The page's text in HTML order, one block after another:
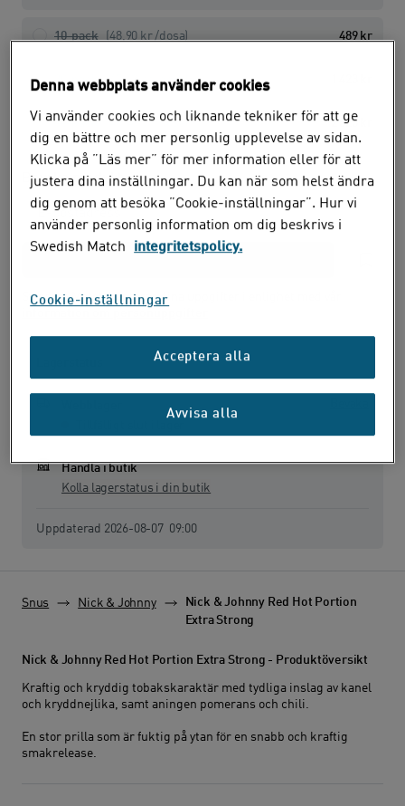
10-pack (48,90 kr /dosa 489 kr
30-pack (47,43 kr /dosa)
50-pack (46,46 kr / dosa ) 2 323 kr
Bevaka produkt
Swedish Match hanterar dina uppgifter i enlighet med vår
Handla i butik
Kolla lagerstatus i din butik
Lagerstatus senast uppdaterad:
Uppdaterad 2026-08-07 09:00
Snus Nick & Johnny
Nick & Johnny Red Hot Portion
Extra Strong
Nick & Johnny Red Hot Portion Extra Strong - Produktöversikt
Kraftig och kryddig tobakskaraktär med tydliga inslag av kanel
och kryddnejlika, samt aningen pomerans och chili.
En stor prilla som är fuktig på ytan för en snabb och kraftig
smakrelease.
Denna webbplats använder cookies
Vi använder cookies och liknande tekniker för att ge
dig en bättre och mer personlig upplevelse av sidan.
Klicka på ”Läs mer” för mer information eller för att
justera dina inställningar. Du kan när som helst ändra
dig genom att besöka ”Cookie-inställningar”. Hur vi
använder personlig information om dig beskrivs i
Swedish Match
integritetspolicy.
Cookie-inställningar
Acceptera alla
Avvisa alla